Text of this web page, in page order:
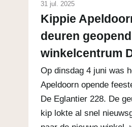
31 jul. 2025
Kippie
deuren
winkelcentrum
Op dinsdag 4 juni was
Apeldoorn opende
De Eglantier 228. De
kip lokte al snel